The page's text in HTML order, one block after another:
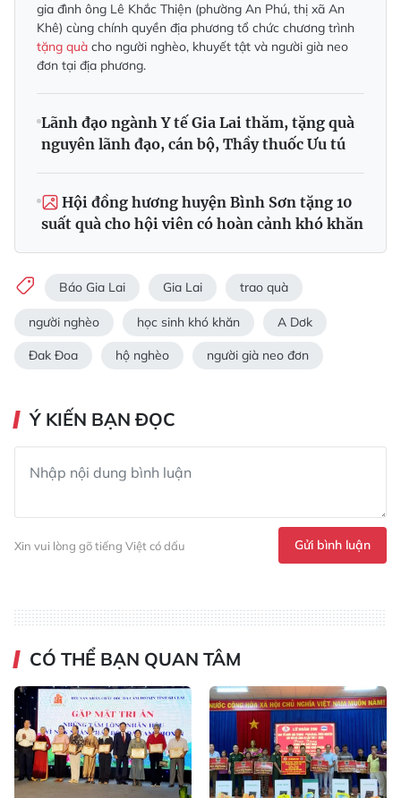
gia đình ông Lê Khắc Thiện (phường An Phú, thị xã An
Khê) cùng chính quyền địa phương tổ chức chương trình
tặng quà cho người nghèo, khuyết tật và người già neo
đơn tại địa phương.
Lãnh đạo ngành Y tế Gia Lai thăm, tặng quà
nguyên lãnh đạo, cán bộ, Thầy thuốc Ưu tú
Hội đồng hương huyện Bình Sơn tặng 10
suất quà cho hội viên có hoàn cảnh khó khăn
Báo Gia Lai Gia Lai trao quà
người nghèo học sinh khó khăn A Dơk
Đak Đoa hộ nghèo người già neo đơn
Ý KIẾN BẠN ĐỌC
Xin vui lòng gõ tiếng Việt có dấu Gửi bình luận
CÓ THỂ BẠN QUAN TÂM